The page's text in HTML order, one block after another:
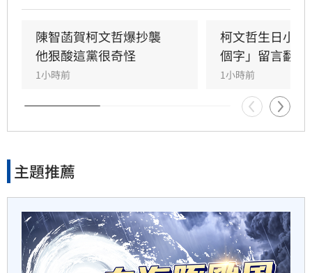
台股收復44000點大關　2關鍵
看AI產業發展
3小時前
放火垃圾山找相機！民宿稱誤
他見搶案挺身相救遭圍毆亡！
嫌犯最小12歲
3小時前
陳智菡賀柯文哲爆抄襲
他狠酸這黨很奇怪
1小時前
柯文哲生日小
個字」留言翻車
1小時前
主題推薦